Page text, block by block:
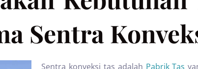
Sentra
Sentra konveksi tas adalah Pabrik Tas